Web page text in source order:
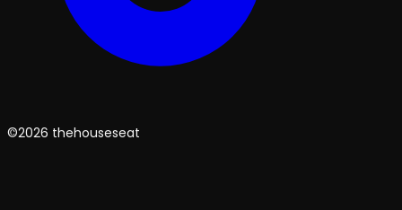
©2026 thehouseseat